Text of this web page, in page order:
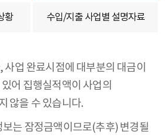
황 수입/지출 사업별 설명자료
사업 완료시점에 대부분의 대금이
어 집행실적액이 사업의
않을 수 있습니다.
는 잠정금액이므로(추후) 변경될